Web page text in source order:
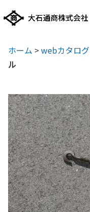
ホーム >webカタログ
ル